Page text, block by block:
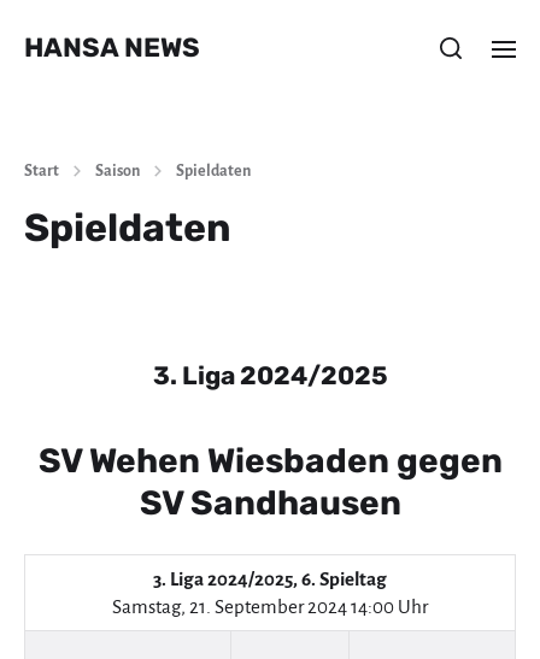
HANSA NEWS
Start Saison Spieldaten
Spieldaten
3. Liga 2024/2025
SV Wehen Wiesbaden gegen
SV Sandhausen
3. Liga 2024/2025, 6. Spieltag
Samstag, 21. September 2024 14:00 Uhr